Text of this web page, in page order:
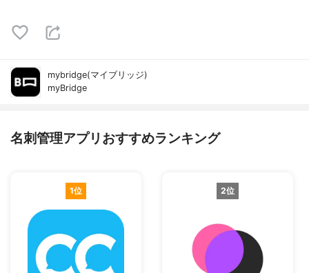
mybridge(マイブリッジ)
myBridge
名刺管理アプリおすすめランキング
1位 2位